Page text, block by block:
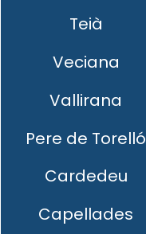
Teià
Veciana
Vallirana
Pere de Torelló
Cardedeu
Capellades